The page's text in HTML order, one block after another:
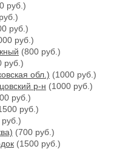
руб.)
руб.)
руб.)
(800 руб.)
руб.)
обл.) (1000 руб.)
р-н (1000 руб.)
руб.)
руб.)
(700 руб.)
(1500 руб.)